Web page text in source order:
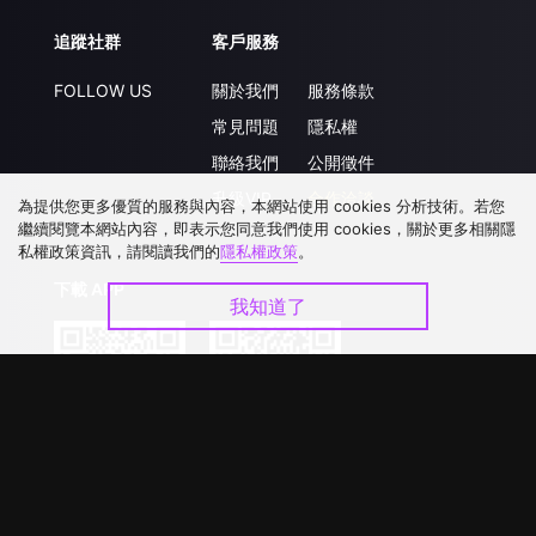
追蹤社群
FOLLOW US
客戶服務
關於我們
常見問題
聯絡我們
升級VIP
服務條款
隱私權
公開徵件
合作洽談
下載 APP
為提供您更多優質的服務與內容，本網站使用 cookies 分析技術。若您
繼續閱覽本網站內容，即表示您同意我們使用 cookies，關於更多相關隱
私權政策資訊，請閱讀我們的隱私權政策。
我知道了